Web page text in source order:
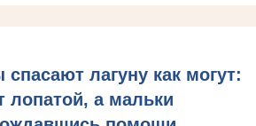
лагуну как могут:
лопатой, а мальки